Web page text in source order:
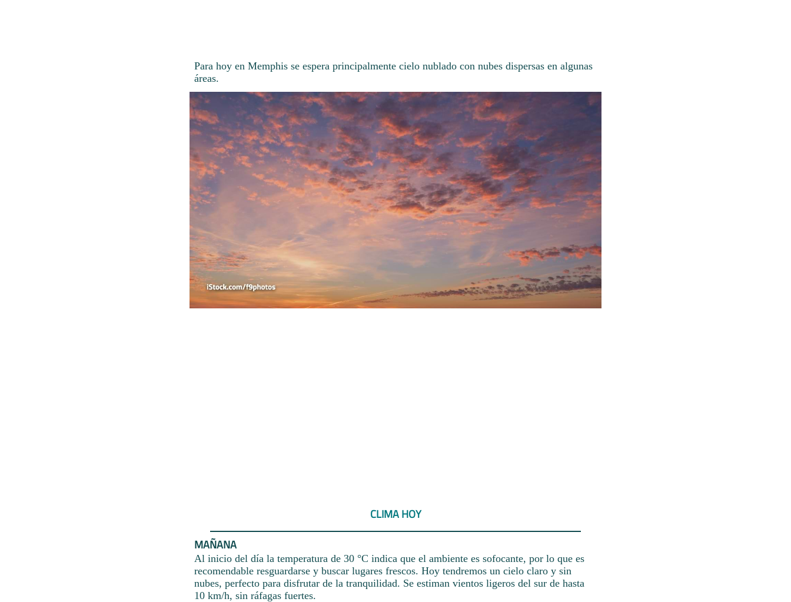
Para hoy en Memphis se espera principalmente cielo nublado con nubes dispersas en algunas
áreas.
CLIMA HOY
MAÑANA
Al inicio del día la temperatura de 30 °C indica que el ambiente es sofocante, por lo que es
recomendable resguardarse y buscar lugares frescos. Hoy tendremos un cielo claro y sin
nubes, perfecto para disfrutar de la tranquilidad. Se estiman vientos ligeros del sur de hasta
10 km/h, sin ráfagas fuertes.